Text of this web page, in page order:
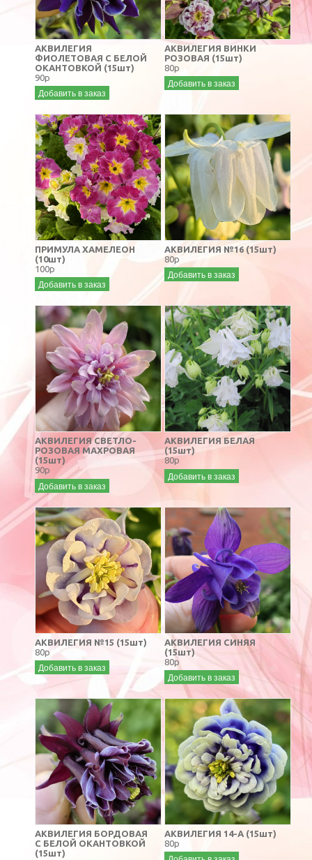
АКВИЛЕГИЯ
ФИОЛЕТОВАЯ С БЕЛОЙ
ОКАНТОВКОЙ (15шт)
90р
Добавить в заказ
АКВИЛЕГИЯ ВИНКИ
РОЗОВАЯ (15шт)
80р
Добавить в заказ
ПРИМУЛА ХАМЕЛЕОН
(10шт)
100р
Добавить в заказ
АКВИЛЕГИЯ №16 (15шт)
80р
Добавить в заказ
АКВИЛЕГИЯ СВЕТЛО-
РОЗОВАЯ МАХРОВАЯ
(15шт)
90р
Добавить в заказ
АКВИЛЕГИЯ БЕЛАЯ
(15шт)
80р
Добавить в заказ
АКВИЛЕГИЯ №15 (15шт)
80р
Добавить в заказ
АКВИЛЕГИЯ СИНЯЯ
(15шт)
80р
Добавить в заказ
АКВИЛЕГИЯ БОРДОВАЯ
С БЕЛОЙ ОКАНТОВКОЙ
(15шт)
АКВИЛЕГИЯ 14-А (15шт)
80р